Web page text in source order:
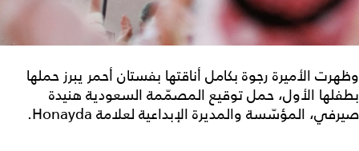
وظهرت الأميرة رجوة بكامل أناقتها بفستان أحمر يبرز حملها
بطفلها الأول، حمل توقيع المصمّمة السعودية هنيدة
صيرفي، المؤسّسة والمديرة الإبداعية لعلامة Honayda.